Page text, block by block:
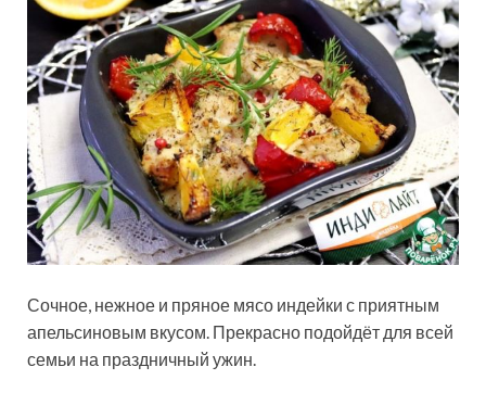
Сочное, нежное и пряное мясо индейки с приятным
апельсиновым вкусом. Прекрасно подойдёт для всей
семьи на праздничный ужин.